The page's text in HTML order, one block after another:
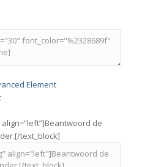
Element
de
text_block]